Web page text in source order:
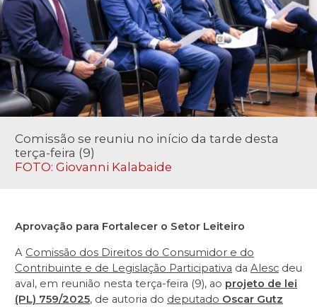
Comissão se reuniu no início da tarde desta
terça-feira (9)
FOTO: Giovanni Kalabaide
Aprovação para Fortalecer o Setor Leiteiro
A Comissão dos Direitos do Consumidor e do
Contribuinte e de Legislação Participativa da Alesc deu
aval, em reunião nesta terça-feira (9), ao projeto de lei
(PL) 759/2025, de autoria do deputado Oscar Gutz